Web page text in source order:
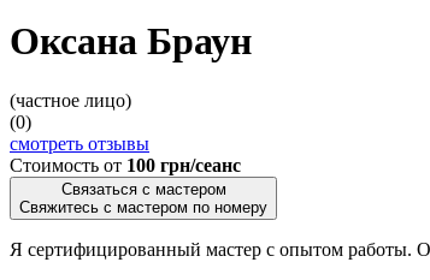
Оксана Браун
(частное лицо)
(0)
смотреть отзывы
Стоимость от 100 грн/сеанс
Связаться с мастером
Свяжитесь с мастером по номеру
Я сертифицированный мастер с опытом работы.